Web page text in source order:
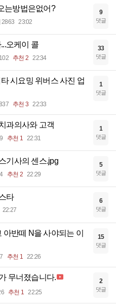
는방법은없어?
2863 23:02
9
댓글
오케이 콜
추천 2 22:34
33
댓글
시요밍 위버스 사진 업
추천 3 22:33
1
댓글
과의사와 고객
추천 1 22:31
1
댓글
기사의 센스.jpg
추천 2 22:29
5
댓글
타
22:27
6
댓글
아반떼 N을 사야되는 이
추천 1 22:26
15
댓글
무너졌습니다.
추천 1 22:25
2
댓글